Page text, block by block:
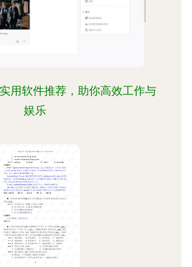
用软件推荐，助你高效工作与
娱乐